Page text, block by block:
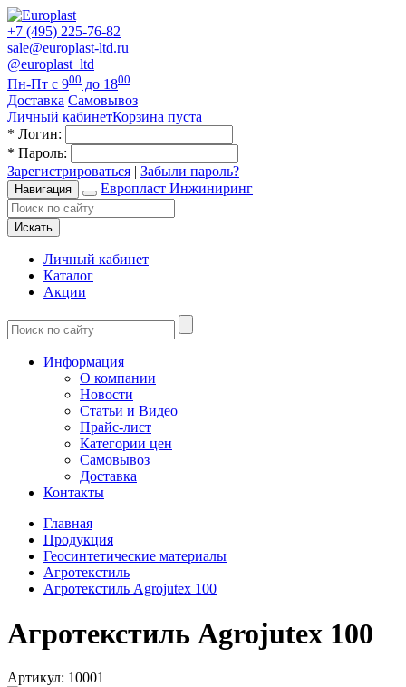
+7 (495) 225-76-82
sale@europlast-ltd.ru
@europlast_ltd
Пн-Пт с 900 до 1800
Доставка Самовывоз
Личный кабинетКорзина пуста
* Логин:
* Пароль:
Зарегистрироваться | Забыли пароль?
Навигация Европласт Инжиниринг
Искать
Личный кабинет
Каталог
Акции
Информация
О компании
Новости
Статьи и Видео
Прайс-лист
Категории цен
Самовывоз
Доставка
Контакты
Главная
Продукция
Геосинтетические материалы
Агротекстиль
Агротекстиль Agrojutex 100
Агротекстиль Agrojutex 100
Артикул: 10001